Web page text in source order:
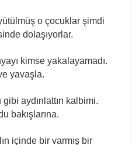
o çocuklar şimdi
dolaşıyorlar.
kimse yakalayamadı.
yavaşla.
aydınlattın kalbimi.
bakışlarına.
içinde bir varmış bir